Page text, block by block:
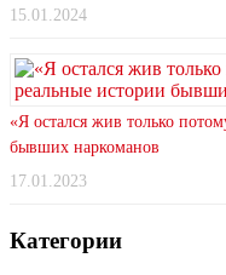
15.01.2024
«Я остался жив только
бывших наркоманов
17.01.2023
Категории